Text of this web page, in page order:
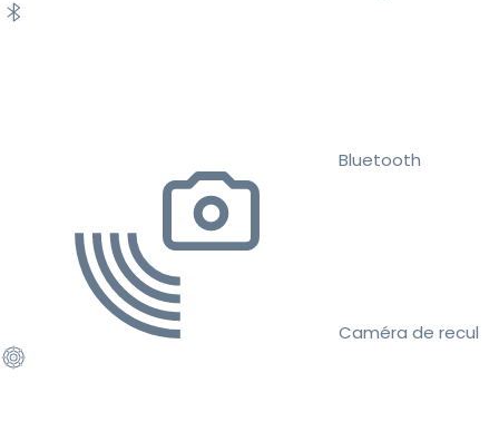
Bluetooth
Caméra de recul